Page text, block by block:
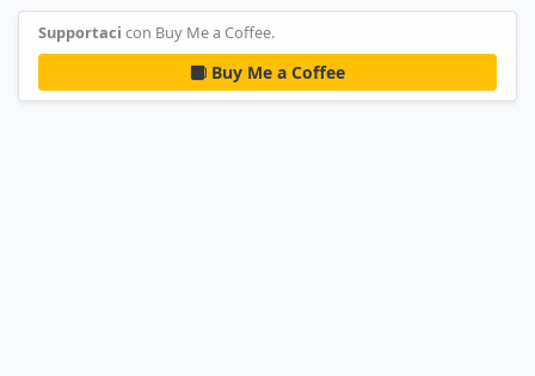
Supportaci con Buy Me a Coffee.
Buy Me a Coffee